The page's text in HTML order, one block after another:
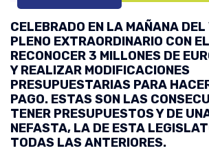
CELEBRADO EN LA MAÑANA DEL
PLENO EXTRAORDINARIO CON
RECONOCER 3 MILLONES DE
Y REALIZAR MODIFICACIONES
PRESUPUESTARIAS PARA
PAGO. ESTAS SON LAS
TENER PRESUPUESTOS Y DE
NEFASTA, LA DE ESTA
TODAS LAS ANTERIORES.